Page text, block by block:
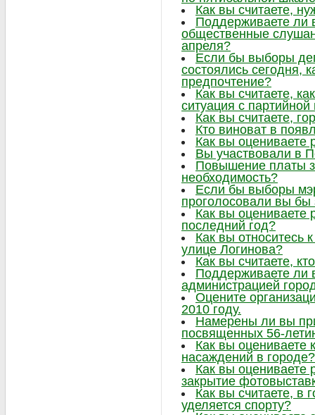
Как вы считаете,
Поддерживаете ли
общественные
апреля?
Если бы выборы
состоялись сегодня,
предпочтение?
Как вы считаете,
ситуация с
Как вы считаете,
Кто виноват в
Как вы оцениваете
Вы участвовали в
Повышение платы
необходимость?
Если бы выборы
проголосовали вы
Как вы оцениваете
последний год?
Как вы относитесь
улице Логинова?
Как вы считаете,
Поддерживаете ли
администрацией
Оцените
2010 году.
Намерены ли вы
посвященных 56-
Как вы оцениваете
насаждений в городе?
Как вы оцениваете
закрытие
Как вы считаете, в
уделяется спорту?